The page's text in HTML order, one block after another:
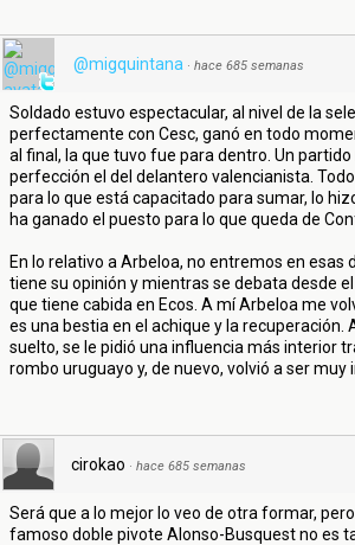
@migquintana · hace 685 semanas
Soldado estuvo espectacular, al nivel de la
perfectamente con Cesc, ganó en todo
al final, la que tuvo fue para dentro. Un
perfección el del delantero valencianista.
para lo que está capacitado para sumar, lo
ha ganado el puesto para lo que queda de
En lo relativo a Arbeloa, no entremos en esas
tiene su opinión y mientras se debata desde
que tiene cabida en Ecos. A mí Arbeloa me
es una bestia en el achique y la recuperación.
suelto, se le pidió una influencia más interior
rombo uruguayo y, de nuevo, volvió a ser muy
cirokao · hace 685 semanas
Será que a lo mejor lo veo de otra formar,
famoso doble pivote Alonso-Busquest no es